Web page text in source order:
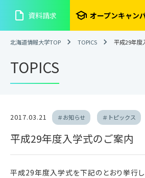
insert_drive_file 資料請求 school オープンキャン
北海道情報大学TOP TOPICS 平成29年度
TOPICS
2017.03.21 ＃お知らせ ＃トピックス
平成29年度入学式のご案内
平成29年度入学式を下記のとおり挙行し